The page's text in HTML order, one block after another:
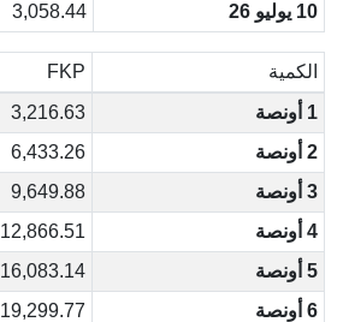
10 يوليو 26
3,058.44
الكمية
FKP
1 أونصة
3,216.63
2 أونصة
6,433.26
3 أونصة
9,649.88
4 أونصة
12,866.51
5 أونصة
16,083.14
6 أونصة
19,299.77